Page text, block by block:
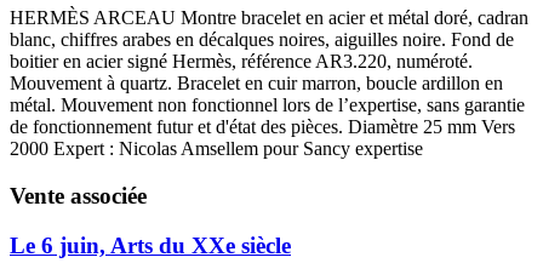
HERMÈS ARCEAU Montre bracelet en acier et métal doré, cadran
blanc, chiffres arabes en décalques noires, aiguilles noire. Fond de
boitier en acier signé Hermès, référence AR3.220, numéroté.
Mouvement à quartz. Bracelet en cuir marron, boucle ardillon en
métal. Mouvement non fonctionnel lors de l’expertise, sans garantie
de fonctionnement futur et d'état des pièces. Diamètre 25 mm Vers
2000 Expert : Nicolas Amsellem pour Sancy expertise
Vente associée
Le 6 juin, Arts du XXe siècle